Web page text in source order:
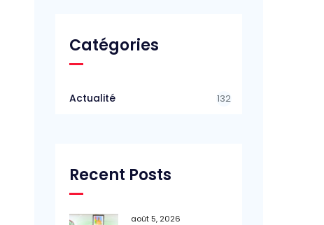
Catégories
Actualité 132
Recent Posts
août 5, 2026